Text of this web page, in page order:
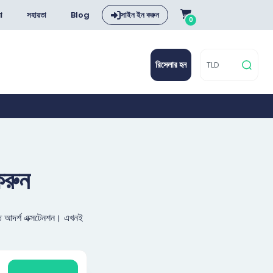
সহায়তা Blog সাইন ইন করুন 0
রিসেলার হন
আদর্শ এক্সটেনশন। এখনই